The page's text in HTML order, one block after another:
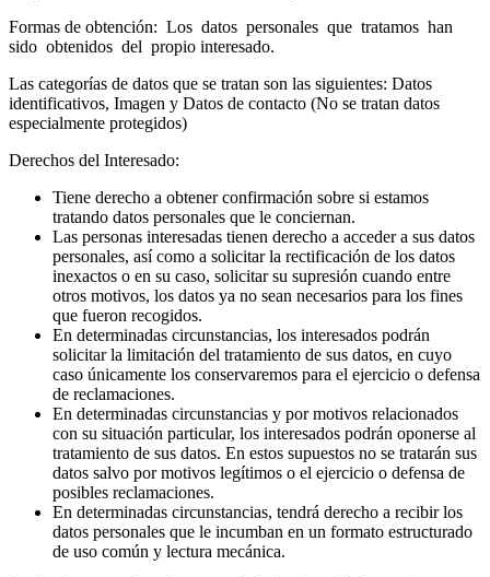
Formas de obtención: Los datos personales que tratamos han
sido obtenidos del propio interesado.
Las categorías de datos que se tratan son las siguientes: Datos
identificativos, Imagen y Datos de contacto (No se tratan datos
especialmente protegidos)
Derechos del Interesado:
Tiene derecho a obtener confirmación sobre si estamos
tratando datos personales que le conciernan.
Las personas interesadas tienen derecho a acceder a sus datos
personales, así como a solicitar la rectificación de los datos
inexactos o en su caso, solicitar su supresión cuando entre
otros motivos, los datos ya no sean necesarios para los fines
que fueron recogidos.
En determinadas circunstancias, los interesados podrán
solicitar la limitación del tratamiento de sus datos, en cuyo
caso únicamente los conservaremos para el ejercicio o defensa
de reclamaciones.
En determinadas circunstancias y por motivos relacionados
con su situación particular, los interesados podrán oponerse al
tratamiento de sus datos. En estos supuestos no se tratarán sus
datos salvo por motivos legítimos o el ejercicio o defensa de
posibles reclamaciones.
En determinadas circunstancias, tendrá derecho a recibir los
datos personales que le incumban en un formato estructurado
de uso común y lectura mecánica.